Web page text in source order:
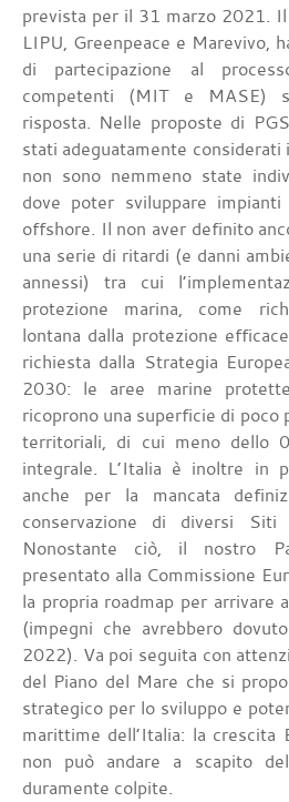
prevista per il 31 marzo 2021.
LIPU, Greenpeace e Marevivo,
di partecipazione al
competenti (MIT e MASE)
risposta. Nelle proposte di
stati adeguatamente
non sono nemmeno state
dove poter sviluppare
offshore. Il non aver definito
una serie di ritardi (e danni
annessi) tra cui
protezione marina, come
lontana dalla protezione
richiesta dalla Strategia
2030: le aree marine
ricoprono una superficie di poco
territoriali, di cui meno dello
integrale. L’Italia è inoltre in
anche per la mancata
conservazione di diversi
Nonostante ciò, il nostro
presentato alla Commissione
la propria roadmap per arrivare
(impegni che avrebbero
2022). Va poi seguita con
del Piano del Mare che si
strategico per lo sviluppo e
marittime dell’Italia: la crescita
non può andare a scapito
duramente colpite.